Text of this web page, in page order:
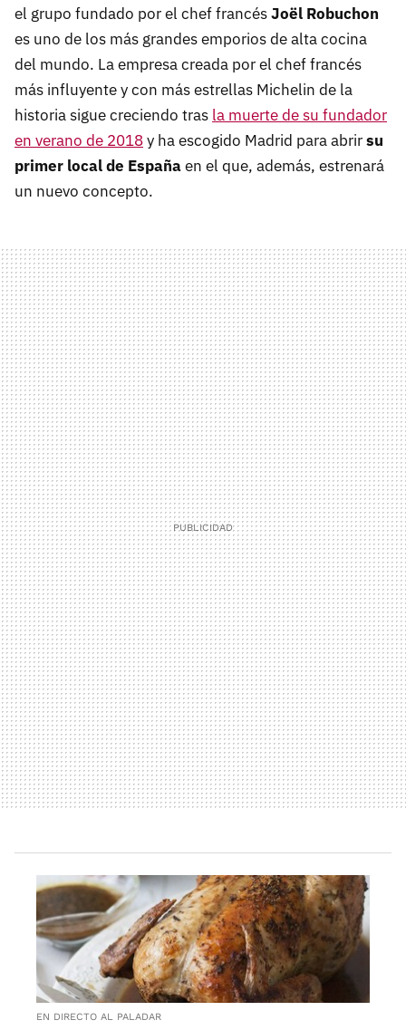
el grupo fundado por el chef francésJoël Robuchon
es uno de los más grandes emporios de alta cocina
del mundo. La empresa creada por el chef francés
más influyente y con más estrellas Michelin de la
historia sigue creciendo tras la muerte de su fundador
en verano de 2018y ha escogido Madrid para abrirsu
primer local de Españaen el que, además, estrenará
un nuevo concepto.
EN DIRECTO AL PALADAR